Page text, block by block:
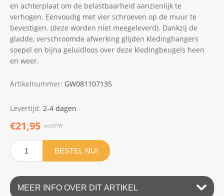
en achterplaat om de belastbaarheid aanzienlijk te
verhogen. Eenvoudig met vier schroeven op de muur te
bevestigen. (deze worden niet meegeleverd). Dankzij de
gladde, verschroomde afwerking glijden kledinghangers
soepel en bijna geluidloos over deze kledingbeugels heen
en weer.
Artikelnummer: GW081107135
Levertijd: 2-4 dagen
€21,95 excl.BTW
BESTEL NU!
MEER INFO OVER DIT ARTIKEL